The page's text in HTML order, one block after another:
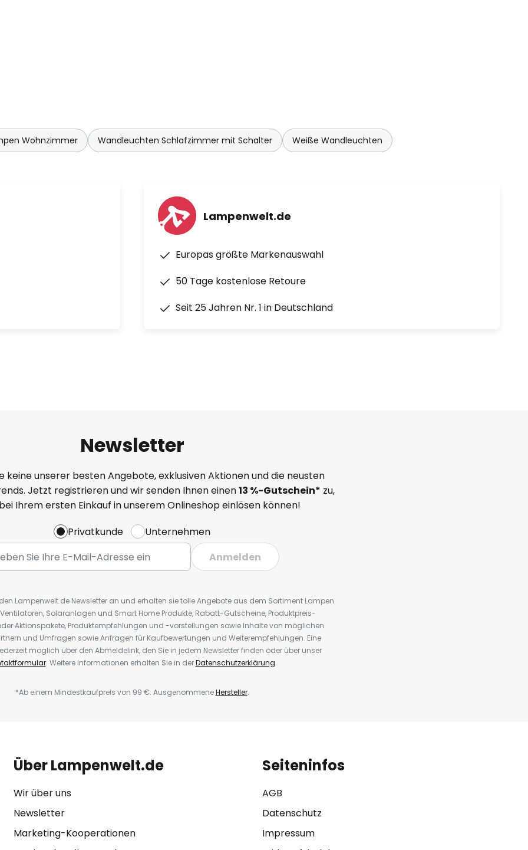
Wohnzimmer Wandleuchten Schlafzimmer mit Schalter Weiße Wandleuchten
Lampenwelt.de
Europas größte Markenauswahl
50 Tage kostenlose Retoure
Seit 25 Jahren Nr. 1 in Deutschland
Newsletter
keine unserer besten Angebote, exklusiven Aktionen und die neusten
Jetzt registrieren und wir senden Ihnen einen13 %-Gutschein* zu,
Ihrem ersten Einkauf in unserem Onlineshop einlösen können!
Privatkunde
Unternehmen
Anmelden
Lampenwelt.de Newsletter an und erhalten sie tolle Angebote aus dem Sortiment Lampen
Solaranlagen und Smart Home Produkte, Rabatt-Gutscheine, Produktpreis-
Aktionspakete, Produktempfehlungen und -vorstellungen sowie Inhalte von möglichen
und Umfragen sowie Anfragen für Kaufbewertungen und Weiterempfehlungen. Eine
möglich über den Abmeldelink, den Sie in jedem Newsletter finden oder über unser
. Weitere Informationen erhalten Sie in derDatenschutzerklärung.
*Ab einem Mindestkaufpreis von 99 €. AusgenommeneHersteller.
Über Lampenwelt.de
Wir über uns
Newsletter
Marketing-Kooperationen
Seiteninfos
AGB
Datenschutz
Impressum